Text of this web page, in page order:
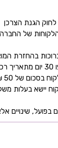
של
בהחזרת
של 50 ₪.
יישא בעלות
שינויים